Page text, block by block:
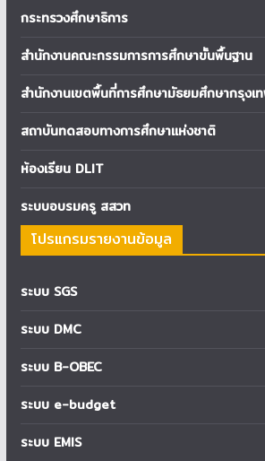
กระทรวงศึกษาธิการ
สำนักงานคณะกรรมการการศึกษาขั้นพื้นฐาน
สำนักงานเขตพื้นที่การศึกษามัธยมศึกษากรุงเ
สถาบันทดสอบทางการศึกษาแห่งชาติ
ห้องเรียน DLIT
ระบบอบรมครู สสวท
โปรแกรมรายงานข้อมูล
ระบบ SGS
ระบบ DMC
ระบบ B-OBEC
ระบบ e-budget
ระบบ EMIS